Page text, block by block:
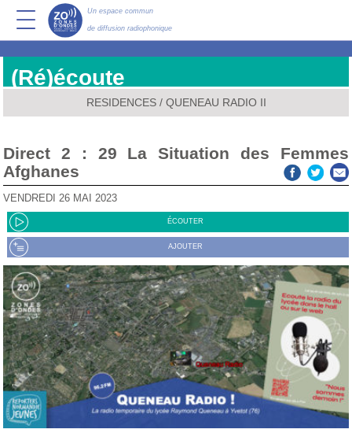
Un espace commun
de diffusion radiophonique
(Ré)écoute
RESIDENCES/ QUENEAU RADIO II
Direct 2 : 29 La Situation des Femmes
Afghanes
VENDREDI 26 MAI 2023
ÉCOUTER
AJOUTER